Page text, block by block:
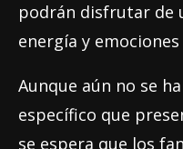
podrán disfrutar de
energía y
Aunque aún no se
específico que
se espera que los